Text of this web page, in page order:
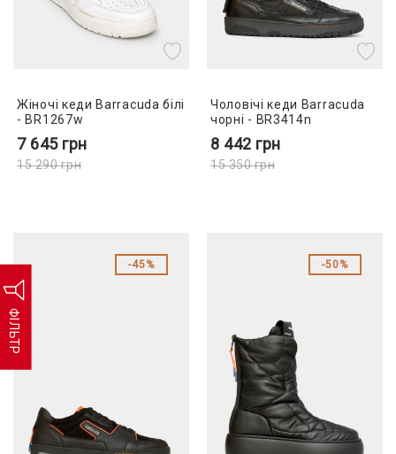
ФІЛЬТР
Жіночі кеди Barracuda білі
- BR1267w
7 645 грн
15 290грн
Чоловічі кеди Barracuda
чорні - BR3414n
8 442 грн
15 350грн
45% 50%